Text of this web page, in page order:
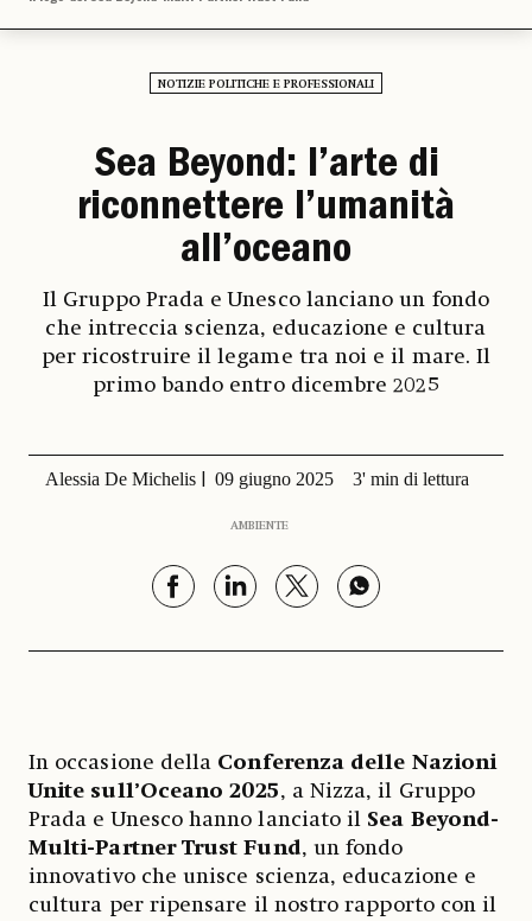
NOTIZIE POLITICHE E PROFESSIONALI
Sea Beyond: l’arte di
riconnettere l’umanità
all’oceano
Il Gruppo Prada e Unesco lanciano un fondo
che intreccia scienza, educazione e cultura
per ricostruire il legame tra noi e il mare. Il
primo bando entro dicembre 2025
Alessia De Michelis 09 giugno 2025 3' min di lettura
AMBIENTE
In occasione della Conferenza delle Nazioni
Unite sull’Oceano 2025, a Nizza, il Gruppo
Prada e Unesco hanno lanciato il Sea Beyond-
Multi-Partner Trust Fund, un fondo
innovativo che unisce scienza, educazione e
cultura per ripensare il nostro rapporto con il